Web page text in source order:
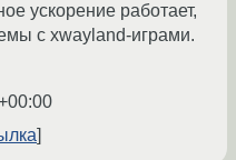
ускорение работает,
с xwayland-играми.